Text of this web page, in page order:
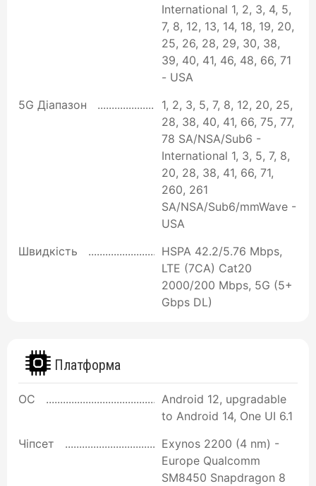
International 1, 2, 3, 4, 5,
7, 8, 12, 13, 14, 18, 19, 20,
25, 26, 28, 29, 30, 38,
39, 40, 41, 46, 48, 66, 71
- USA
5G Діапазон
1, 2, 3, 5, 7, 8, 12, 20, 25,
28, 38, 40, 41, 66, 75, 77,
78 SA/NSA/Sub6 -
International 1, 3, 5, 7, 8,
20, 28, 38, 41, 66, 71,
260, 261
SA/NSA/Sub6/mmWave -
USA
Швидкість
HSPA 42.2/5.76 Mbps,
LTE (7CA) Cat20
2000/200 Mbps, 5G (5+
Gbps DL)
Платформа
ОС
Android 12, upgradable
to Android 14, One UI 6.1
Чіпсет
Exynos 2200 (4 nm) -
Europe Qualcomm
SM8450 Snapdragon 8